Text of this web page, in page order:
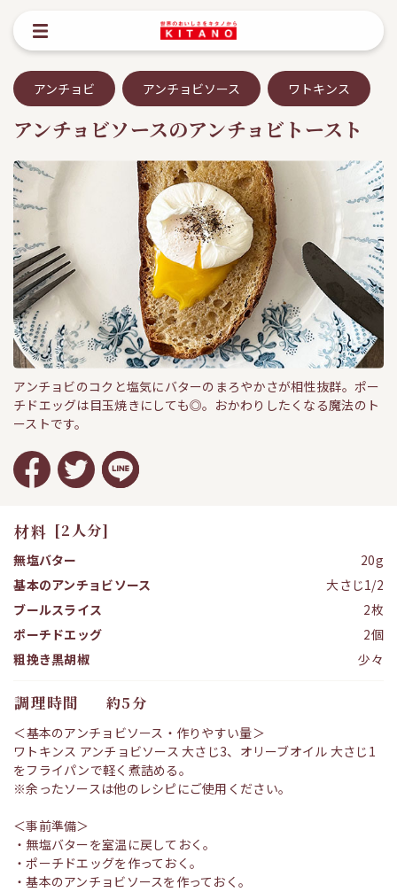
アンチョビ アンチョビソース ワトキンス
アンチョビソースのアンチョビトースト
アンチョビのコクと塩気にバターのまろやかさが相性抜群。ポー
チドエッグは目玉焼きにしても◎。おかわりしたくなる魔法のト
ーストです。
材料 [2人分]
無塩バター
20g
基本のアンチョビソース
大さじ1/2
ブールスライス
2枚
ポーチドエッグ
2個
粗挽き黒胡椒
少々
調理時間 約5分
＜基本のアンチョビソース・作りやすい量＞
ワトキンス アンチョビソース 大さじ3、オリーブオイル 大さじ1
をフライパンで軽く煮詰める。
※余ったソースは他のレシピにご使用ください。
＜事前準備＞
・無塩バターを室温に戻しておく。
・ポーチドエッグを作っておく。
・基本のアンチョビソースを作っておく。